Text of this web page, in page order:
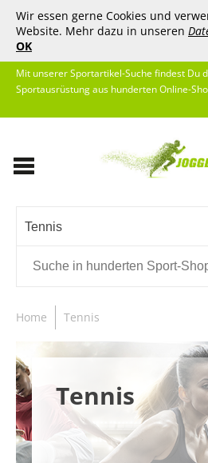
Wir essen gerne Cookies und
Website. Mehr dazu in unseren
OK
Mit unserer Sportartikel-Suche findest Du
Sportausrüstung aus hunderten Online-
Tennis
Home Tennis
Tennis